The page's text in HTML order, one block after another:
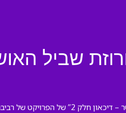
אנו בורסנו פלייבקים יוצרים